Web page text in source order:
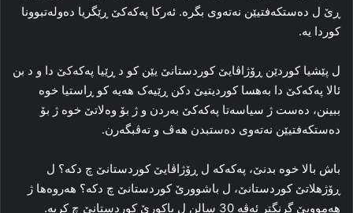
ڕێ ل ده‌ستکه‌فتیێن نه‌ته‌وی بگره‌. ئه‌رکا پەكەكێ ڕێگریا ده‌وله‌تبوونا
کوردا یه‌.
ل پێشیا کوردێن ڕۆژاڤایێ کوردستانێ یێن کو د ڕێیا پەكەكێ دا و د بن
ئالا پەكەكێ دا‌ به‌هسا کورد‌یتیێ دکن ڕێیه‌ک هه‌یه‌ کو ڕاستیا خوه‌
ببینن، ده‌ست ژ سیاسه‌تا پەكەكێ به‌ردن و ژ بۆ وه‌لاتێ خوه‌ ژ بۆ
ده‌ستکه‌فتیێن نه‌ته‌وی ده‌ستبدن هه‌ڤ و ته‌ڤبگه‌رن.
باش بالا خوه‌ بدنێ، پەكەكە ل ڕۆژاڤایێ کوردستانێ چ دکه‌؟ ل
ڕۆژهلاتێ کوردستانێ، ل باشوورێ کوردستانێ چ دکه‌؟ هه‌روه‌ها ژ
هه‌موویێ گرنگتر ئه‌ڤه‌ 30 سالن ل باکورێ کوردستانێ چ کریه‌.